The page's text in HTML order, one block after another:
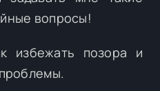
вопросы!
избежать позора и